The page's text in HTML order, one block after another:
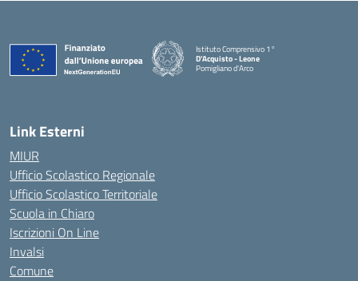
Istituto Comprensivo 1°
D'Acquisto - Leone
Pomigliano d'Arco
— Visita la pagina iniziale della scuola
Link Esterni
MIUR
Ufficio Scolastico Regionale
Ufficio Scolastico Territoriale
Scuola in Chiaro
Iscrizioni On Line
Invalsi
Comune